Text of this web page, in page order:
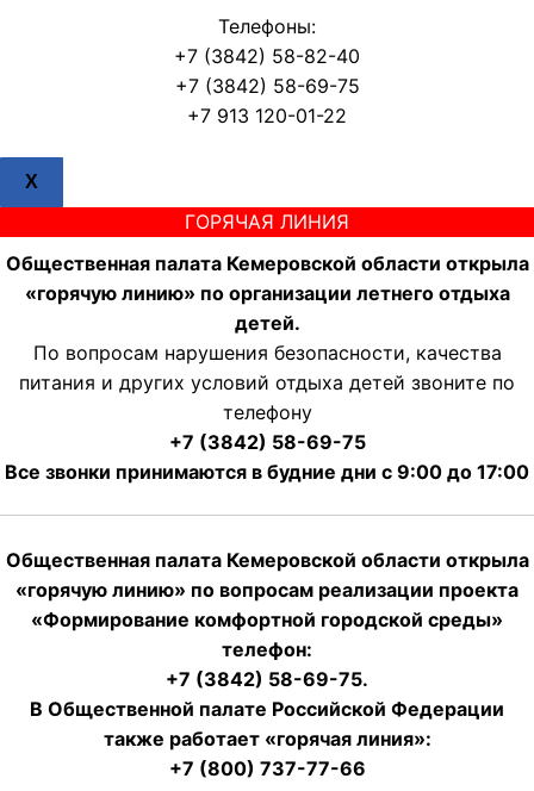
Телефоны:
+7 (3842) 58-82-40
+7 (3842) 58-69-75
+7 913 120-01-22
X
ГОРЯЧАЯ ЛИНИЯ
Общественная палата Кемеровской области открыла
«горячую линию» по организации летнего отдыха
детей.
По вопросам нарушения безопасности, качества
питания и других условий отдыха детей звоните по
телефону
+7 (3842) 58-69-75
Все звонки принимаются в будние дни с 9:00 до 17:00
Общественная палата Кемеровской области открыла
«горячую линию» по вопросам реализации проекта
«Формирование комфортной городской среды»
телефон:
+7 (3842) 58-69-75.
В Общественной палате Российской Федерации
также работает «горячая линия»:
+7 (800) 737-77-66